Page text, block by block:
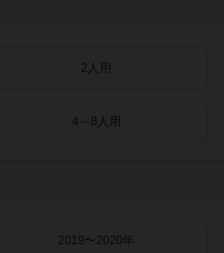
2人用
4～8人用
2019〜2020年